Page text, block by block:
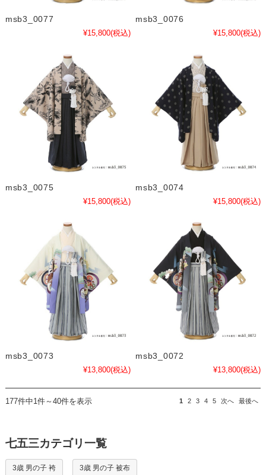
msb3_0077
¥15,800(税込)
msb3_0076
¥15,800(税込)
msb3_0075
¥15,800(税込)
msb3_0074
¥15,800(税込)
msb3_0073
¥13,800(税込)
msb3_0072
¥13,800(税込)
177件中1件～40件を表示 1 2 3 4 5 次へ 最後へ
七五三カテゴリ一覧
3歳 男の子 袴 3歳 男の子 被布